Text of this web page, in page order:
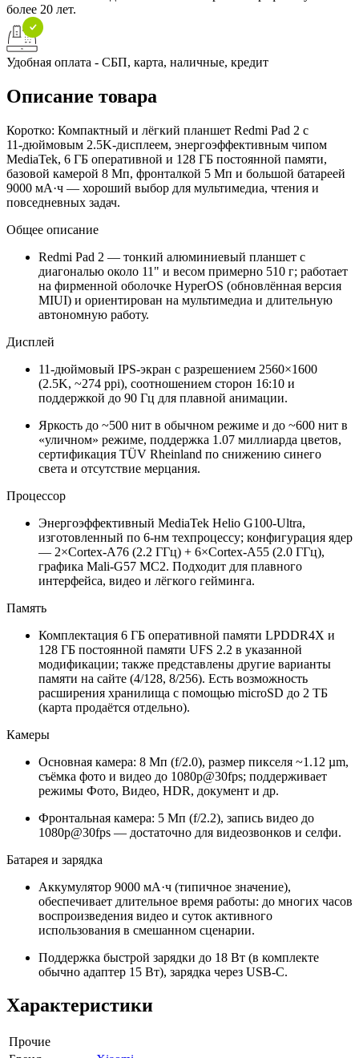
более 20 лет.
Удобная оплата - СБП, карта, наличные, кредит
Описание товара
Коротко: Компактный и лёгкий планшет Redmi Pad 2 с
11‑дюймовым 2.5K‑дисплеем, энергоэффективным чипом
MediaTek, 6 ГБ оперативной и 128 ГБ постоянной памяти,
базовой камерой 8 Мп, фронталкой 5 Мп и большой батареей
9000 мА·ч — хороший выбор для мультимедиа, чтения и
повседневных задач.
Общее описание
Redmi Pad 2 — тонкий алюминиевый планшет с
диагональю около 11" и весом примерно 510 г; работает
на фирменной оболочке HyperOS (обновлённая версия
MIUI) и ориентирован на мультимедиа и длительную
автономную работу.
Дисплей
11‑дюймовый IPS‑экран с разрешением 2560×1600
(2.5K, ~274 ppi), соотношением сторон 16:10 и
поддержкой до 90 Гц для плавной анимации.
Яркость до ~500 нит в обычном режиме и до ~600 нит в
«уличном» режиме, поддержка 1.07 миллиарда цветов,
сертификация TÜV Rheinland по снижению синего
света и отсутствие мерцания.
Процессор
Энергоэффективный MediaTek Helio G100‑Ultra,
изготовленный по 6‑нм техпроцессу; конфигурация ядер
— 2×Cortex‑A76 (2.2 ГГц) + 6×Cortex‑A55 (2.0 ГГц),
графика Mali‑G57 MC2. Подходит для плавного
интерфейса, видео и лёгкого гейминга.
Память
Комплектация 6 ГБ оперативной памяти LPDDR4X и
128 ГБ постоянной памяти UFS 2.2 в указанной
модификации; также представлены другие варианты
памяти на сайте (4/128, 8/256). Есть возможность
расширения хранилища с помощью microSD до 2 ТБ
(карта продаётся отдельно).
Камеры
Основная камера: 8 Мп (f/2.0), размер пикселя ~1.12 µm,
съёмка фото и видео до 1080p@30fps; поддерживает
режимы Фото, Видео, HDR, документ и др.
Фронтальная камера: 5 Мп (f/2.2), запись видео до
1080p@30fps — достаточно для видеозвонков и селфи.
Батарея и зарядка
Аккумулятор 9000 мА·ч (типичное значение),
обеспечивает длительное время работы: до многих часов
воспроизведения видео и суток активного
использования в смешанном сценарии.
Поддержка быстрой зарядки до 18 Вт (в комплекте
обычно адаптер 15 Вт), зарядка через USB‑C.
Характеристики
Прочие